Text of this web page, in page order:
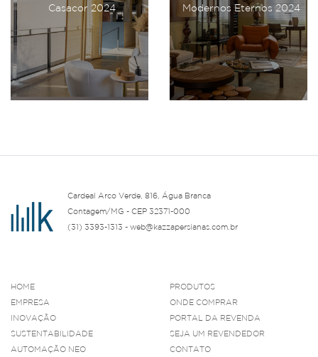
Casacor 2024 Modernos Eternos 2024
Cardeal Arco Verde, 816, Água Branca
Contagem/MG - CEP 32371-000
(31) 3393-1313 - web@kazzapersianas.com.br
HOME
EMPRESA
INOVAÇÃO
SUSTENTABILIDADE
AUTOMAÇÃO NEO
PRODUTOS
ONDE COMPRAR
PORTAL DA REVENDA
SEJA UM REVENDEDOR
CONTATO